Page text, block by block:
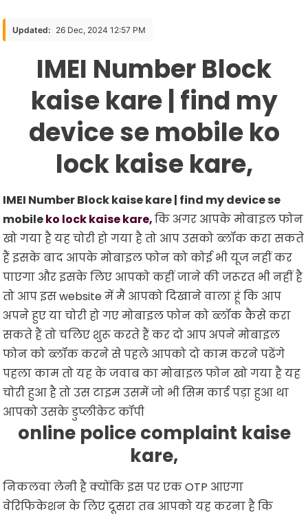
Kare
|
Find
My
Device
Mobile
Lock
Kaise
Kare,
Updated: 26 Dec, 2024 12:57 PM
IMEI Number Block
kaise kare | find my
device se mobile ko
lock kaise kare,
IMEI Number Block kaise kare | find my device se
mobileko lock kaise kare,कि अगर आपके मोबाइल फोन
खो गया है यह चोरी हो गया है तो आप उसको ब्लॉक करा सकते
हैं इसके बाद आपके मोबाइल फोन को कोई भी यूज नहीं कर
पाएगा और इसके लिए आपको कहीं जाने की जरूरत भी नहीं है
तो आप इस website में मैं आपको दिखाने वाला हूं कि आप
अपने हुए या चोरी हो गए मोबाइल फोन को ब्लॉक कैसे करा
सकते हैं तो चलिए शुरू करते हैं कर दो आप अपने मोबाइल
फोन को ब्लॉक करने से पहले आपको दो काम करने पढेंगे
पहला काम तो यह के जवाब का मोबाइल फोन खो गया है यह
चोरी हुआ है तो उस टाइम उसमें जो भी सिम कार्ड पड़ा हुआ था
आपको उसके डुप्लीकेट कॉपी
online police complaint kaise
kare,
निकलवा लेनी है क्योंकि इस पर एक OTP आएगा
वेरिफिकेशन के लिए दूसरा तब आपको यह करना है कि